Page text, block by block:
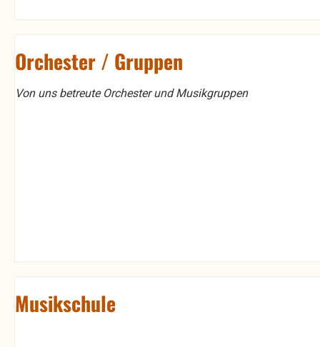
Orchester / Gruppen
Von uns betreute Orchester und Musikgruppen
Musikschule